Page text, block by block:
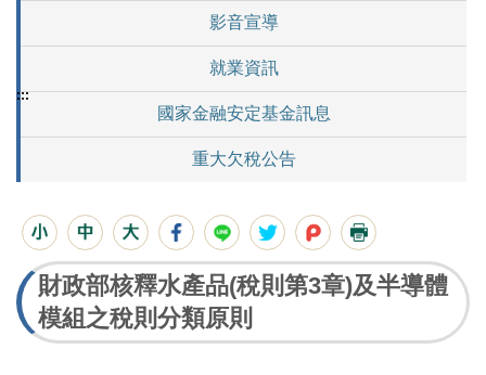
影音宣導
就業資訊
國家金融安定基金訊息
重大欠稅公告
:::
財政部核釋水產品(稅則第3章)及半導體
模組之稅則分類原則